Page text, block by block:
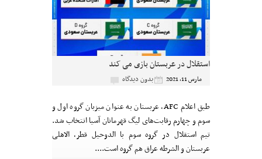
استقلال در عربستان بازی می کند
مارس 11, 2021 بدون دیدگاه
طبق اعلام AFC، عربستان به عنوان میزبان گروه اول و
سوم و چهارم رقابت‌های لیگ قهرمانان آسیا انتخاب شد.
تیم استقلال در گروه سوم با الدوحیل قطر، الاهلی
عربستان و الشرطه عراق هم گروه است....